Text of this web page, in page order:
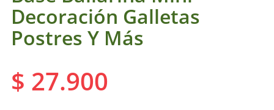
Decoración Galletas
Postres Y Más
$ 27.900